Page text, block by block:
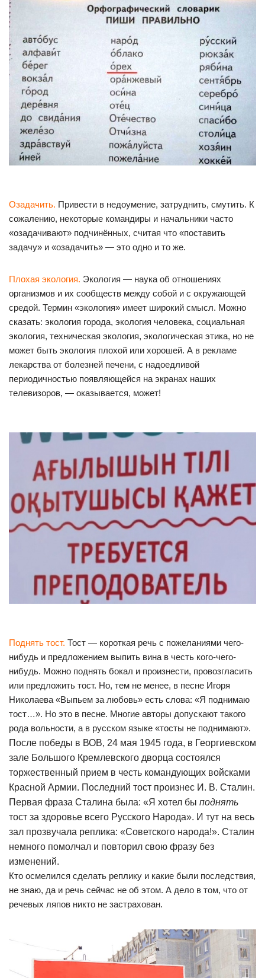
Озадачить. Привести в недоумение, затруднить, смутить. К
сожалению, некоторые командиры и начальники часто
«озадачивают» подчинённых, считая что «поставить
задачу» и «озадачить» — это одно и то же.
Плохая экология. Экология — наука об отношениях
организмов и их сообществ между собой и с окружающей
средой. Термин «экология» имеет широкий смысл. Можно
сказать: экология города, экология человека, социальная
экология, техническая экология, экологическая этика, но не
может быть экология плохой или хорошей. А в рекламе
лекарства от болезней печени, с надоедливой
периодичностью появляющейся на экранах наших
телевизоров, — оказывается, может!
Поднять тост. Тост — короткая речь с пожеланиями чего-
нибудь и предложением выпить вина в честь кого-чего-
нибудь. Можно поднять бокал и произнести, провозгласить
или предложить тост. Но, тем не менее, в песне Игоря
Николаева «Выпьем за любовь» есть слова: «Я поднимаю
тост…». Но это в песне. Многие авторы допускают такого
рода вольности, а в русском языке «тосты не поднимают».
После победы в ВОВ, 24 мая 1945 года, в Георгиевском
зале Большого Кремлевского дворца состоялся
торжественный прием в честь командующих войсками
Красной Армии. Последний тост произнес И. В. Сталин.
Первая фраза Сталина была: «Я хотел бы поднять
тост за здоровье всего Русского Народа». И тут на весь
зал прозвучала реплика: «Советского народа!». Сталин
немного помолчал и повторил свою фразу без
изменений.
Кто осмелился сделать реплику и какие были последствия,
не знаю, да и речь сейчас не об этом. А дело в том, что от
речевых ляпов никто не застрахован.